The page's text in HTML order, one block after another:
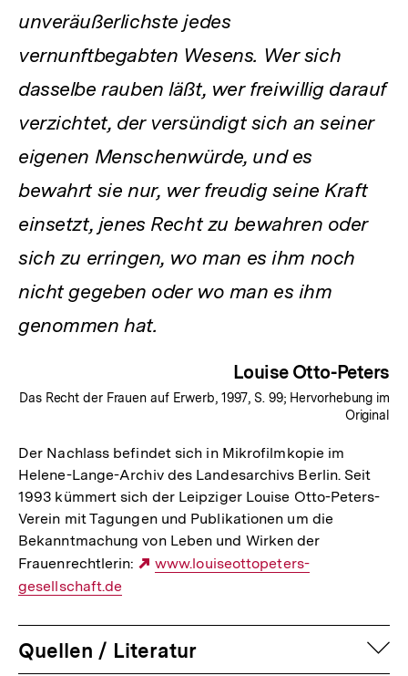
unveräußerlichste jedes
vernunftbegabten Wesens. Wer sich
dasselbe rauben läßt, wer freiwillig darauf
verzichtet, der versündigt sich an seiner
eigenen Menschenwürde, und es
bewahrt sie nur, wer freudig seine Kraft
einsetzt, jenes Recht zu bewahren oder
sich zu erringen, wo man es ihm noch
nicht gegeben oder wo man es ihm
genommen hat.
Louise Otto-Peters
Das Recht der Frauen auf Erwerb, 1997, S. 99; Hervorhebung im
Original
Der Nachlass befindet sich in Mikrofilmkopie im
Helene-Lange-Archiv des Landesarchivs Berlin. Seit
1993 kümmert sich der Leipziger Louise Otto-Peters-
Verein mit Tagungen und Publikationen um die
Bekanntmachung von Leben und Wirken der
Frauenrechtlerin:
Externer
www.louiseottopeters-
gesellschaft.de
Quellen / Literatur